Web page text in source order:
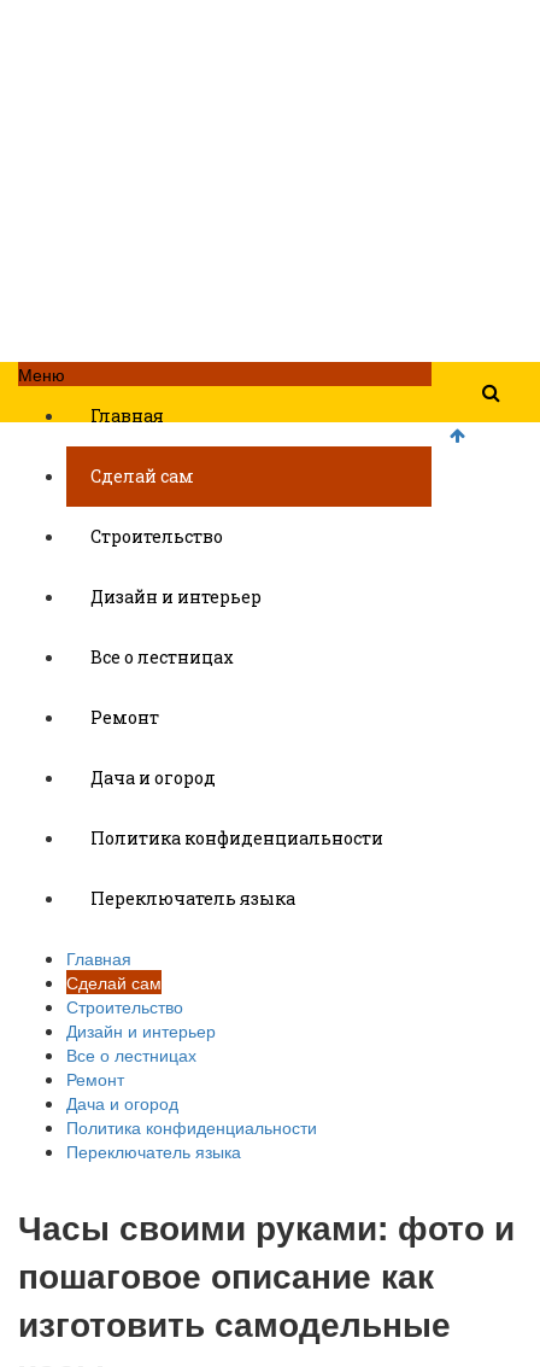
Меню
Главная
Сделай сам
Строительство
Дизайн и интерьер
Все о лестницах
Ремонт
Дача и огород
Политика конфиденциальности
Переключатель языка
Главная
Сделай сам
Строительство
Дизайн и интерьер
Все о лестницах
Ремонт
Дача и огород
Политика конфиденциальности
Переключатель языка
Часы своими руками: фото и
пошаговое описание как
изготовить самодельные